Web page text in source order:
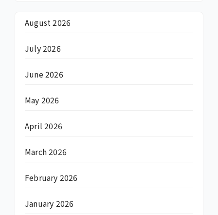
August 2026
July 2026
June 2026
May 2026
April 2026
March 2026
February 2026
January 2026